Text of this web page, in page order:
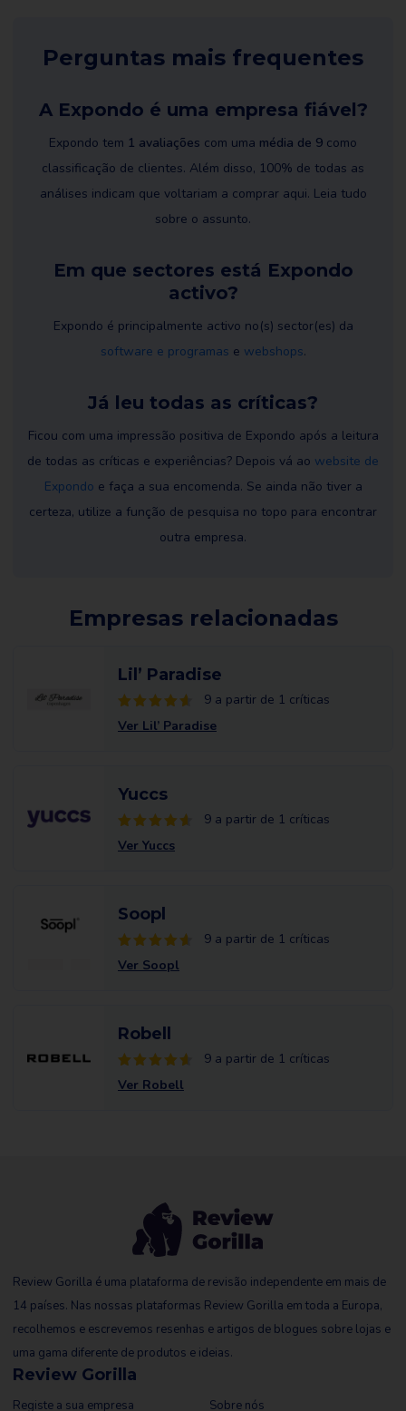
Perguntas mais frequentes
A Expondo é uma empresa fiável?
Expondo tem 1 avaliações com uma média de 9 como
classificação de clientes. Além disso, 100% de todas as
análises indicam que voltariam a comprar aqui. Leia tudo
sobre o assunto.
Em que sectores está Expondo
activo?
Expondo é principalmente activo no(s) sector(es) da
software e programas e webshops.
Já leu todas as críticas?
Ficou com uma impressão positiva de Expondo após a leitura
de todas as críticas e experiências? Depois vá ao website de
Expondo e faça a sua encomenda. Se ainda não tiver a
certeza, utilize a função de pesquisa no topo para encontrar
outra empresa.
Empresas relacionadas
Lil’ Paradise
9 a partir de 1 críticas
Ver Lil’ Paradise
Yuccs
9 a partir de 1 críticas
Ver Yuccs
Soopl
9 a partir de 1 críticas
Ver Soopl
Robell
9 a partir de 1 críticas
Ver Robell
Review Gorilla é uma plataforma de revisão independente em mais de
14 países. Nas nossas plataformas Review Gorilla em toda a Europa,
recolhemos e escrevemos resenhas e artigos de blogues sobre lojas e
uma gama diferente de produtos e ideias.
Review Gorilla
Registe a sua empresa Sobre nós